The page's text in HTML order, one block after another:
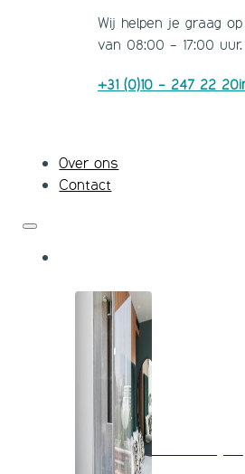
Wij helpen je graag
van 08:00 - 17:00 uur.
+31 (0)10 - 247 22 20
Over ons
Contact